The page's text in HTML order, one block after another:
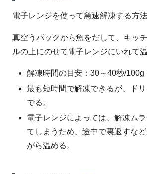
電子レンジを使って急速解凍する方法
真空うパックから魚をだして、キッ
ルの上にのせて電子レンジにいれて温
解凍時間の目安：30～40秒/100g
最も短時間で解凍できるが、ド
でる。
電子レンジによっては、解凍ム
てしまうため、途中で裏返すな
がら温める。